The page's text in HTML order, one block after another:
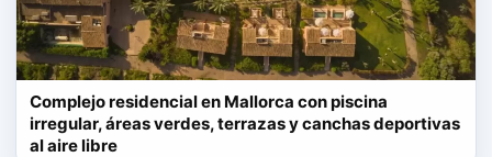
Complejo residencial en Mallorca con piscina
irregular, áreas verdes, terrazas y canchas deportivas
al aire libre